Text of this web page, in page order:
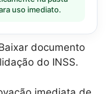
uso imediato.
documento
do INSS.